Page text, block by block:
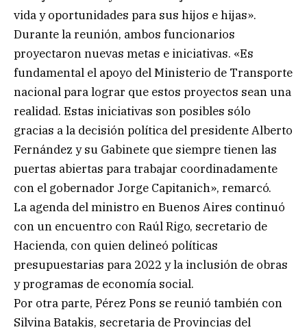
vida y oportunidades para sus hijos e hijas».
Durante la reunión, ambos funcionarios
proyectaron nuevas metas e iniciativas. «Es
fundamental el apoyo del Ministerio de Transporte
nacional para lograr que estos proyectos sean una
realidad. Estas iniciativas son posibles sólo
gracias a la decisión política del presidente Alberto
Fernández y su Gabinete que siempre tienen las
puertas abiertas para trabajar coordinadamente
con el gobernador Jorge Capitanich», remarcó.
La agenda del ministro en Buenos Aires continuó
con un encuentro con Raúl Rigo, secretario de
Hacienda, con quien delineó políticas
presupuestarias para 2022 y la inclusión de obras
y programas de economía social.
Por otra parte, Pérez Pons se reunió también con
Silvina Batakis, secretaria de Provincias del